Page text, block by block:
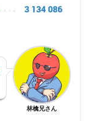
林檎兄さん